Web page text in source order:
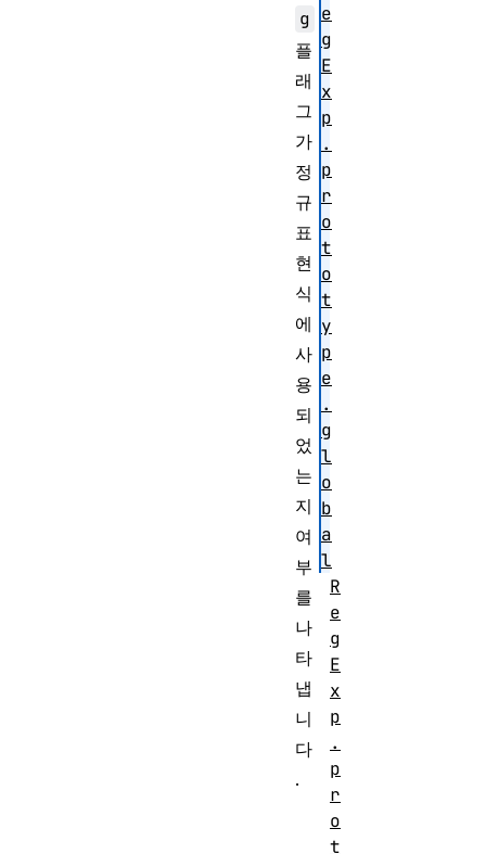
g
플
래
그
가
정
규
표
현
식
에
사
용
되
었
는
지
여
부
를
나
타
냅
니
다
.
e
g
E
x
p
.
p
r
o
t
o
t
y
p
e
.
g
l
o
b
a
l
R
e
g
E
x
p
.
p
r
o
t